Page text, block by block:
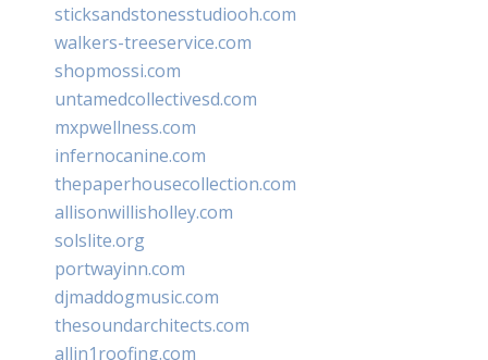
sticksandstonesstudiooh.com
walkers-treeservice.com
shopmossi.com
untamedcollectivesd.com
mxpwellness.com
infernocanine.com
thepaperhousecollection.com
allisonwillisholley.com
solslite.org
portwayinn.com
djmaddogmusic.com
thesoundarchitects.com
allin1roofing.com